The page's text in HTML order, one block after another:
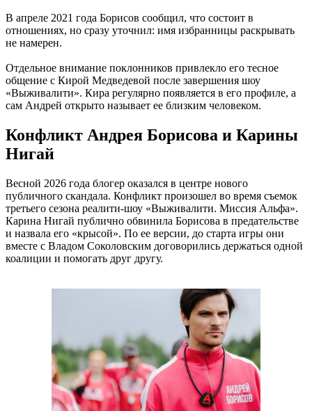
В апреле 2021 года Борисов сообщил, что состоит в
отношениях, но сразу уточнил: имя избранницы раскрывать
не намерен.
Отдельное внимание поклонников привлекло его тесное
общение с Кирой Медведевой после завершения шоу
«Выживалити». Кира регулярно появляется в его профиле, а
сам Андрей открыто называет ее близким человеком.
Конфликт Андрея Борисова и Карины
Нигай
Весной 2026 года блогер оказался в центре нового
публичного скандала. Конфликт произошел во время съемок
третьего сезона реалити-шоу «Выживалити. Миссия Альфа».
Карина Нигай публично обвинила Борисова в предательстве
и назвала его «крысой». По ее версии, до старта игры они
вместе с Владом Соколовским договорились держаться одной
коалиции и помогать друг другу.